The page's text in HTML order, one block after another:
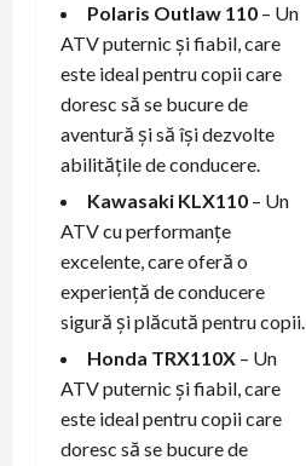
Polaris Outlaw 110 – Un
ATV puternic și fiabil, care
este ideal pentru copii care
doresc să se bucure de
aventură și să își dezvolte
abilitățile de conducere.
Kawasaki KLX110 – Un
ATV cu performanțe
excelente, care oferă o
experiență de conducere
sigură și plăcută pentru copii.
Honda TRX110X – Un
ATV puternic și fiabil, care
este ideal pentru copii care
doresc să se bucure de